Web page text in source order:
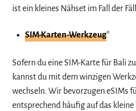
ist ein kleines Nähset im Fall der
SIM-Karten-Werkzeug*
Sofern du eine SIM-Karte für Bali
kannst du mit dem winzigen
wechseln. Wir bevorzugen eSIMs
entsprechend häufig auf das kleine